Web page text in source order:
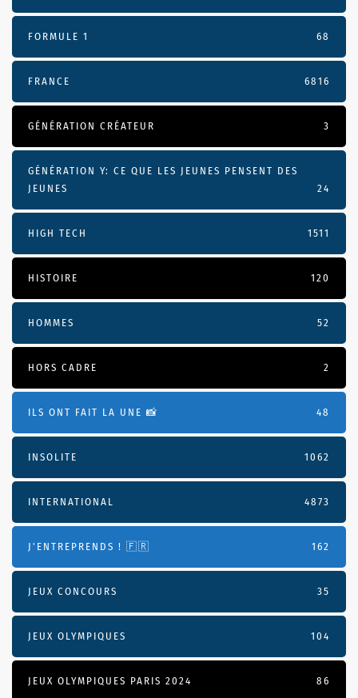
FORMULE 1 68
FRANCE 6816
GÉNÉRATION CRÉATEUR 3
GÉNÉRATION Y: CE QUE LES JEUNES PENSENT DES
JEUNES
24
HIGH TECH 1511
HISTOIRE 120
HOMMES 52
HORS CADRE 2
ILS ONT FAIT LA UNE 📸 48
INSOLITE 1062
INTERNATIONAL 4873
J'ENTREPRENDS ! 🇫🇷 162
JEUX CONCOURS 35
JEUX OLYMPIQUES 104
JEUX OLYMPIQUES PARIS 2024 86